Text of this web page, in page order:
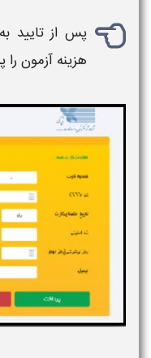
پس از تایید
هزینه آزمون را